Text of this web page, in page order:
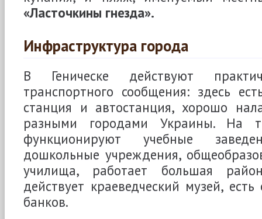
«Ласточкины гнезда».
Инфраструктура города
В Геническе действуют
транспортного сообщения: здесь
станция и автостанция, хорошо
разными городами Украины. На
функционируют учебные
дошкольные учреждения,
училища, работает большая
действует краеведческий музей,
банков.